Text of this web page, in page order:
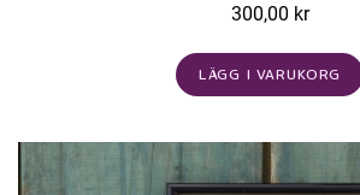
300,00 kr
LÄGG I VARUKORG